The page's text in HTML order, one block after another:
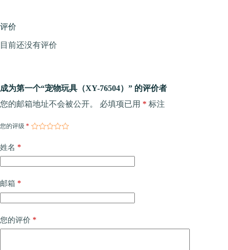
评价
目前还没有评价
成为第一个“宠物玩具（XY-76504）” 的评价者
您的邮箱地址不会被公开。
必填项已用 * 标注
您的评级 *
姓名 *
邮箱 *
您的评价 *